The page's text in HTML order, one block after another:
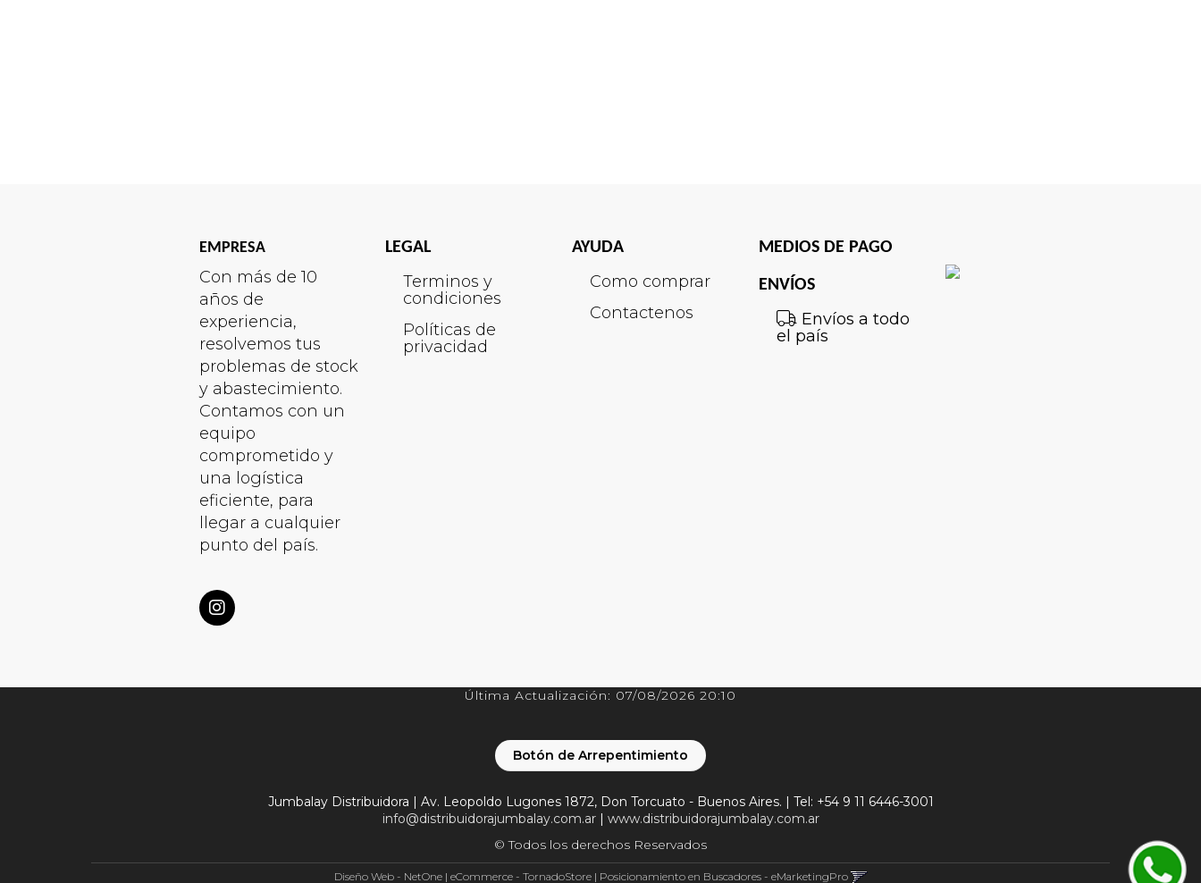
EMPRESA
Con más de 10
años de
experiencia,
resolvemos tus
problemas de stock
y abastecimiento.
Contamos con un
equipo
comprometido y
una logística
eficiente, para
llegar a cualquier
punto del país.
LEGAL
Terminos y
condiciones
Políticas de
privacidad
AYUDA
Como comprar
Contactenos
MEDIOS DE PAGO
ENVÍOS
Envíos a todo
el país
Última Actualización: 07/08/2026 20:10
Botón de Arrepentimiento
Jumbalay Distribuidora | Av. Leopoldo Lugones 1872, Don Torcuato - Buenos Aires. | Tel: +54 9 11 6446-3001
info@distribuidorajumbalay.com.ar| www.distribuidorajumbalay.com.ar
© Todos los derechos Reservados
Diseño Web - NetOne| eCommerce - TornadoStore| Posicionamiento en Buscadores - eMarketingPro